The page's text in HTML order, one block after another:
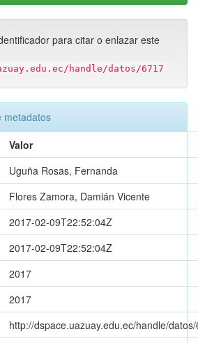
para citar o enlazar este
handle/datos/6717
metadatos
Valor
Uguña Rosas, Fernanda
Flores Zamora, Damián Vicente
2017-02-09T22:52:04Z
2017-02-09T22:52:04Z
2017
2017
http://dspace.uazuay.edu.ec/handle/